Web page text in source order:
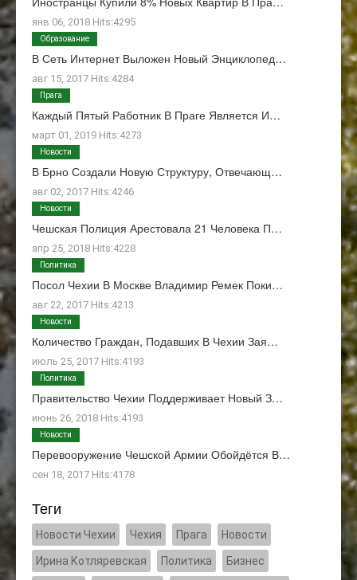
янв 06, 2018 Hits:4295
В Сеть Интернет Выложен Новый Энциклопед…
авг 15, 2017 Hits:4284
Образование
Каждый Пятый Работник В Праге Является И…
март 01, 2019 Hits:4273
Прага
В Брно Создали Новую Структуру, Отвечающ…
авг 02, 2017 Hits:4246
Новости
Чешская Полиция Арестовала 21 Человека П…
апр 25, 2018 Hits:4228
Новости
Посол Чехии В Москве Владимир Ремек Поки…
авг 22, 2017 Hits:4213
Политика
Количество Граждан, Подавших В Чехии Зая…
июль 25, 2017 Hits:4193
Новости
Правительство Чехии Поддерживает Новый З…
июнь 26, 2018 Hits:4193
Политика
Перевооружение Чешской Армии Обойдётся В…
сен 18, 2017 Hits:4178
Новости
Теги
Новости Чехии Чехия Прага Новости
Ирина Котляревская Политика Бизнес